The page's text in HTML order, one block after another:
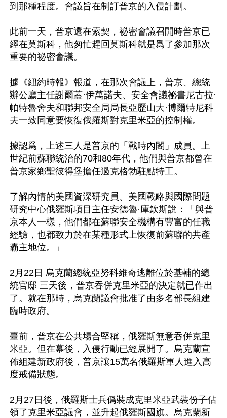
到那種程度。會議旨在制訂普京的入侵計劃。
此前一天，普京還在索契，祕密會議召開時普京已
經在莫斯科，他匆忙趕回莫斯科就是爲了參加那次
重要的祕密會議。
據《紐約時報》報道，在那次會議上，普京、總統
辦公廳主任謝爾蓋·伊萬諾夫、安全會議祕書尼古拉·
帕特魯舍夫和聯邦安全局局長亞歷山大·博爾特尼科
夫一致同意要恢復俄羅斯對克里米亞的控制權。
據認爲，上述三人是普京的「戰時內閣」成員。上
世紀前蘇聯統治的70和80年代，他們與普京都曾在
普京家鄉聖彼得堡擔任過克格勃駐點特工。
了解內情的美國資深研究員、美國戰略與國際問題
研究中心俄羅斯項目主任安德魯·庫欽斯說：「與普
京本人一樣，他們都在蘇聯安全機構有豐富的任職
經驗，也都致力於在某種形式上恢復前蘇聯的共產
霸主地位。」
2月22日 烏克蘭總統亞努科維奇逃離位於基輔的總
統官邸 三天後，普京吞併克里米亞的決定就已作出
了。就在那時，烏克蘭議會批准了由多名部長組建
臨時政府。
臺前，普京在公共場合堅稱，俄羅斯無意吞併克里
米亞。但在幕後，入侵行動已經展開了。烏克蘭宣
佈組建新政府後，普京讓15萬名俄羅斯軍人進入高
度戒備狀態。
2月27日後，俄羅斯士兵僞裝成克里米亞武裝份子佔
領了克里米亞議會，並升起俄羅斯國旗。烏克蘭新